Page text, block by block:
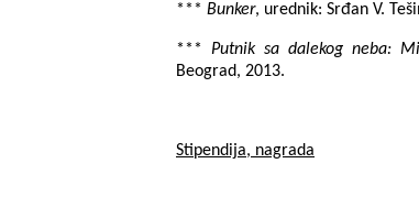
*** Bunker, urednik: Srđan V.
***Putnik sa dalekog neba:
Beograd, 2013.
Stipendija, nagrada